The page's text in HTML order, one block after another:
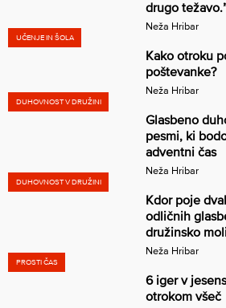
drugo
Neža Hribar
UČENJE IN ŠOLA
Kako otroku
poštevanke?
Neža Hribar
DUHOVNOST V DRUŽINI
Glasbeno
pesmi, ki
adventni čas
Neža Hribar
DUHOVNOST V DRUŽINI
Kdor poje
odličnih
družinsko
Neža Hribar
PROSTI ČAS
6 iger v
otrokom všeč